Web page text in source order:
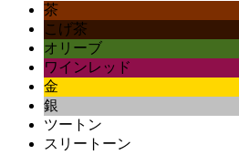
茶
こげ茶
オリーブ
ワインレッド
金
銀
ツートン
スリートーン